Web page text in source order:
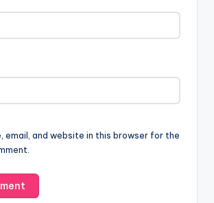
email, and website in this browser for the